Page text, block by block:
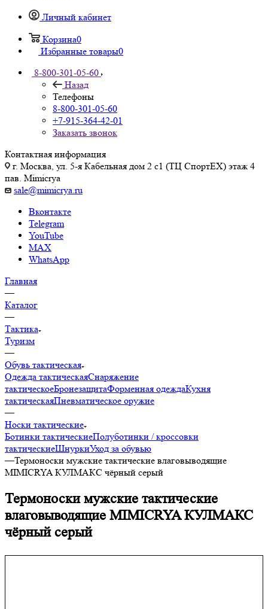
Личный кабинет
Корзина0
Избранные товары0
8-800-301-05-60
Назад
Телефоны
8-800-301-05-60
+7-915-364-42-01
Заказать звонок
Контактная информация
г. Москва, ул. 5-я Кабельная дом 2 с1 (ТЦ СпортEX) этаж 4
пав. Mimicrya
sale@mimicrya.ru
Вконтакте
Telegram
YouTube
MAX
WhatsApp
Главная
—
Каталог
—
Тактика
Туризм
—
Обувь тактическая
Одежда тактическаяСнаряжение
тактическоеБронезащитаФорменная одеждаКухня
тактическаяПневматическое оружие
—
Носки тактические
Ботинки тактическиеПолуботинки / кроссовки
тактическиеШнуркиУход за обувью
—Термоноски мужские тактические влаговыводящие
MIMICRYA КУЛМАКС чёрный серый
Термоноски мужские тактические
влаговыводящие MIMICRYA КУЛМАКС
чёрный серый